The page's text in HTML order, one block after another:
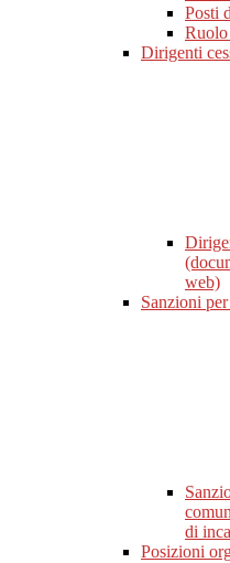
Posti
Dirigenti
web)
Sanzioni
di
Posizioni